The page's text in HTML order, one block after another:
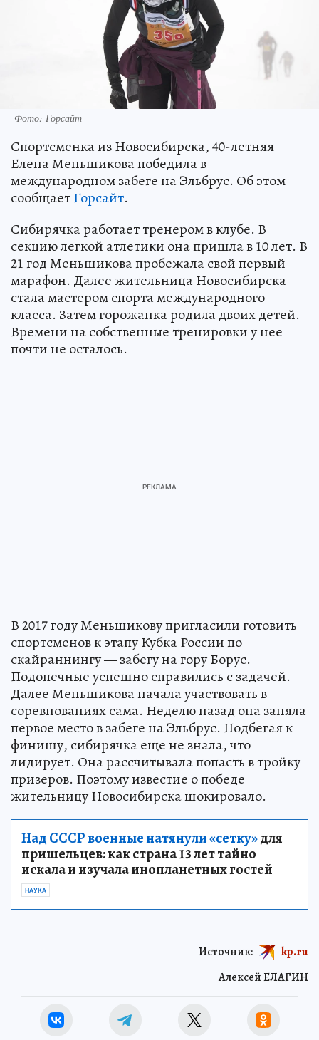
Фото: Горсайт
Спортсменка из Новосибирска, 40-летняя
Елена Меньшикова победила в
международном забеге на Эльбрус. Об этом
сообщаетГорсайт.
Сибирячка работает тренером в клубе. В
секцию легкой атлетики она пришла в 10 лет. В
21 год Меньшикова пробежала свой первый
марафон. Далее жительница Новосибирска
стала мастером спорта международного
класса. Затем горожанка родила двоих детей.
Времени на собственные тренировки у нее
почти не осталось.
В 2017 году Меньшикову пригласили готовить
спортсменов к этапу Кубка России по
скайраннингу — забегу на гору Борус.
Подопечные успешно справились с задачей.
Далее Меньшикова начала участвовать в
соревнованиях сама. Неделю назад она заняла
первое место в забеге на Эльбрус. Подбегая к
финишу, сибирячка еще не знала, что
лидирует. Она рассчитывала попасть в тройку
призеров. Поэтому известие о победе
жительницу Новосибирска шокировало.
Над СССР военные натянули «сетку»для
пришельцев: как страна 13 лет тайно
искала и изучала инопланетных гостей
НАУКА
Алексей ЕЛАГИН
Источник: kp.ru